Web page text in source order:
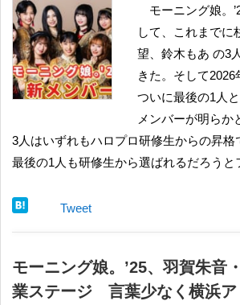
モーニング娘。’26の18期メンバーと
して、これまでに
望、鈴木もあ の3
きた。そして2026
ついに最後の1人
メンバーが明らか
3人はいずれもハロプロ研修生からの昇格
最後の1人も研修生から選ばれるだろう
Tweet
モーニング娘。’25、羽賀朱音
業ステージ 言葉少なく横浜ア